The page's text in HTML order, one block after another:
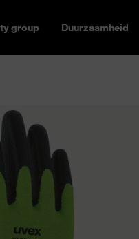
group Duurzaamheid